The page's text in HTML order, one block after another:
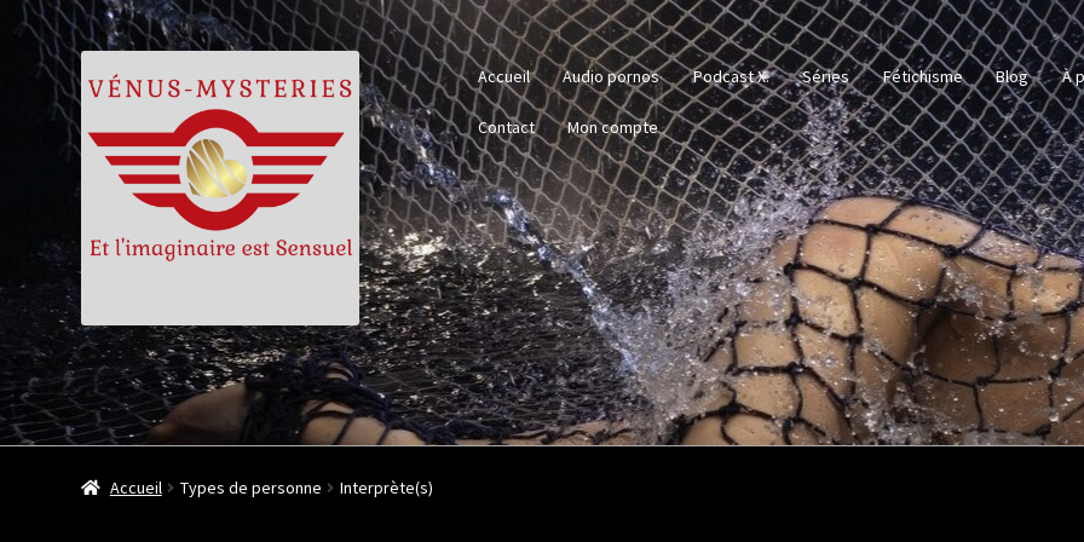
Aller
à
navigation
Aller
au
Accueil Audio pornos Podcast X. Séries Fétichisme Blog À
Contact Mon compte
Accueil Types de personne Interprète(s)